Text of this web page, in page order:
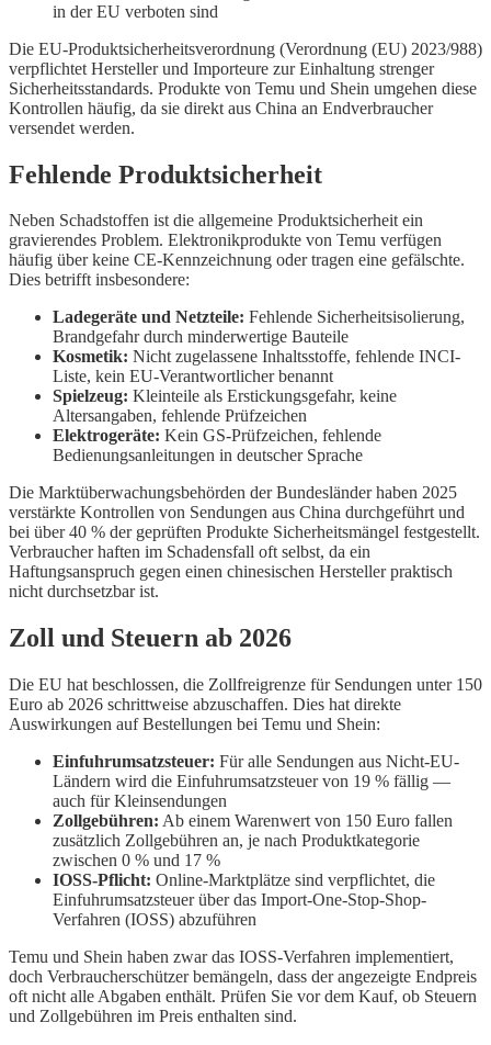
in der EU verboten sind
Die EU-Produktsicherheitsverordnung (Verordnung (EU) 2023/988)
verpflichtet Hersteller und Importeure zur Einhaltung strenger
Sicherheitsstandards. Produkte von Temu und Shein umgehen diese
Kontrollen häufig, da sie direkt aus China an Endverbraucher
versendet werden.
Fehlende Produktsicherheit
Neben Schadstoffen ist die allgemeine Produktsicherheit ein
gravierendes Problem. Elektronikprodukte von Temu verfügen
häufig über keine CE-Kennzeichnung oder tragen eine gefälschte.
Dies betrifft insbesondere:
Ladegeräte und Netzteile: Fehlende Sicherheitsisolierung,
Brandgefahr durch minderwertige Bauteile
Kosmetik: Nicht zugelassene Inhaltsstoffe, fehlende INCI-
Liste, kein EU-Verantwortlicher benannt
Spielzeug: Kleinteile als Erstickungsgefahr, keine
Altersangaben, fehlende Prüfzeichen
Elektrogeräte: Kein GS-Prüfzeichen, fehlende
Bedienungsanleitungen in deutscher Sprache
Die Marktüberwachungsbehörden der Bundesländer haben 2025
verstärkte Kontrollen von Sendungen aus China durchgeführt und
bei über 40 % der geprüften Produkte Sicherheitsmängel festgestellt.
Verbraucher haften im Schadensfall oft selbst, da ein
Haftungsanspruch gegen einen chinesischen Hersteller praktisch
nicht durchsetzbar ist.
Zoll und Steuern ab 2026
Die EU hat beschlossen, die Zollfreigrenze für Sendungen unter 150
Euro ab 2026 schrittweise abzuschaffen. Dies hat direkte
Auswirkungen auf Bestellungen bei Temu und Shein:
Einfuhrumsatzsteuer: Für alle Sendungen aus Nicht-EU-
Ländern wird die Einfuhrumsatzsteuer von 19 % fällig —
auch für Kleinsendungen
Zollgebühren: Ab einem Warenwert von 150 Euro fallen
zusätzlich Zollgebühren an, je nach Produktkategorie
zwischen 0 % und 17 %
IOSS-Pflicht: Online-Marktplätze sind verpflichtet, die
Einfuhrumsatzsteuer über das Import-One-Stop-Shop-
Verfahren (IOSS) abzuführen
Temu und Shein haben zwar das IOSS-Verfahren implementiert,
doch Verbraucherschützer bemängeln, dass der angezeigte Endpreis
oft nicht alle Abgaben enthält. Prüfen Sie vor dem Kauf, ob Steuern
und Zollgebühren im Preis enthalten sind.